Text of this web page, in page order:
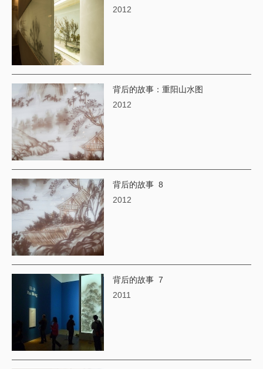
2012
背后的故事：重阳山水图
2012
背后的故事 8
2012
背后的故事 7
2011